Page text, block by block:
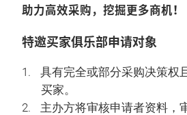
助力高效采购，挖掘更多商机！
特邀买家俱乐部申请对象
具有完全或部分采购决策权
买家。
主办方将审核申请者资料，